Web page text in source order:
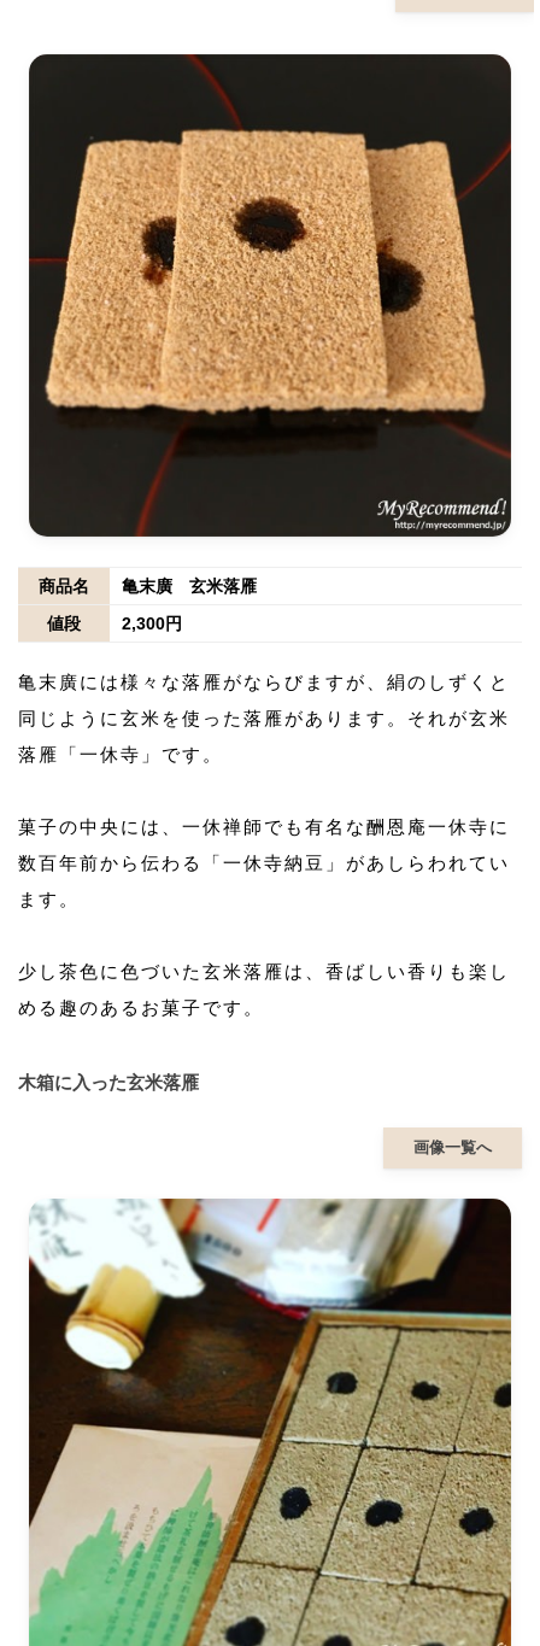
商品名
亀末廣 玄米落雁
値段
2,300円
亀末廣には様々な落雁がならびますが、絹のしずくと
同じように玄米を使った落雁があります。それが玄米
落雁「一休寺」です。
菓子の中央には、一休禅師でも有名な酬恩庵一休寺に
数百年前から伝わる「一休寺納豆」があしらわれてい
ます。
少し茶色に色づいた玄米落雁は、香ばしい香りも楽し
める趣のあるお菓子です。
木箱に入った玄米落雁
画像一覧へ